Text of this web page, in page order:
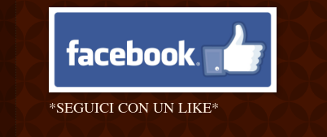
*SEGUICI CON UN LIKE*